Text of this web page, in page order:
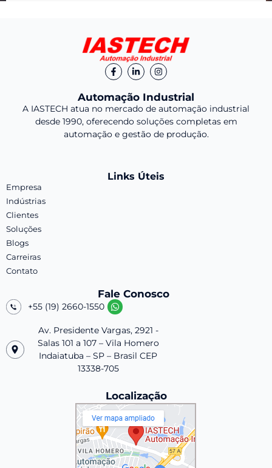
Automação Industrial
A IASTECH atua no mercado de automação industrial
desde 1990, oferecendo soluções completas em
automação e gestão de produção.
Links Úteis
Empresa
Indústrias
Clientes
Soluções
Blogs
Carreiras
Contato
Fale Conosco
+55 (19) 2660-1550
Av. Presidente Vargas, 2921 -
Salas 101 a 107 – Vila Homero
Indaiatuba – SP – Brasil CEP
13338-705
Localização